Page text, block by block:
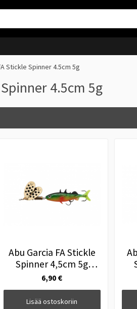
Stickle Spinner 4.5cm 5g
4.5cm 5g
Abu Garcia FA Stickle
Spinner 4,5cm 5g
Firetiger
6,90 €
Lisää ostoskoriin